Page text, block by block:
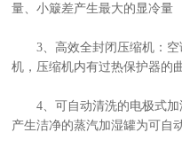
量、小簸差产生最大的显冷量
3、高效全封闭压缩机：空
机，压缩机内有过热保护器的
4、可自动清洗的电极式加
产生洁净的蒸汽加湿罐为可自